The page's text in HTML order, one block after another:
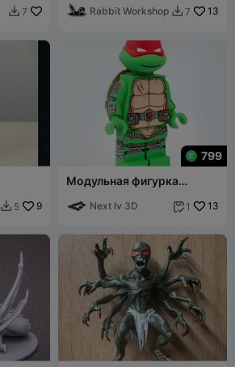
 7 Rabbit Workshop  7 13
 5 9
799
Модульная фигурка
Next lv 3D  1 13